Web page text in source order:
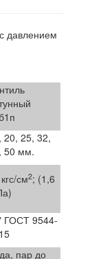
давлением
20, 25, 32,
50 мм.
см2; (1,6
ГОСТ 9544-
пар до